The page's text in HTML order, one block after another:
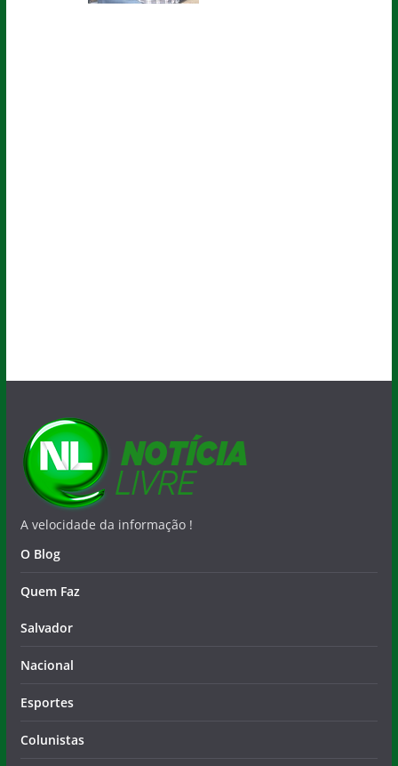
A velocidade da informação !
O Blog
Quem Faz
Salvador
Nacional
Esportes
Colunistas